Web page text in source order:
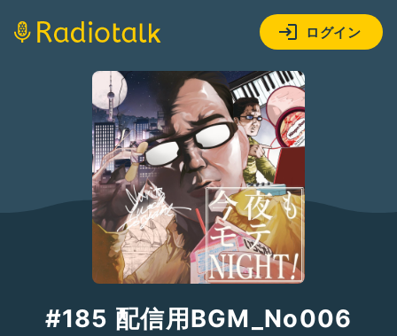
ログイン
#185 配信用BGM_No006